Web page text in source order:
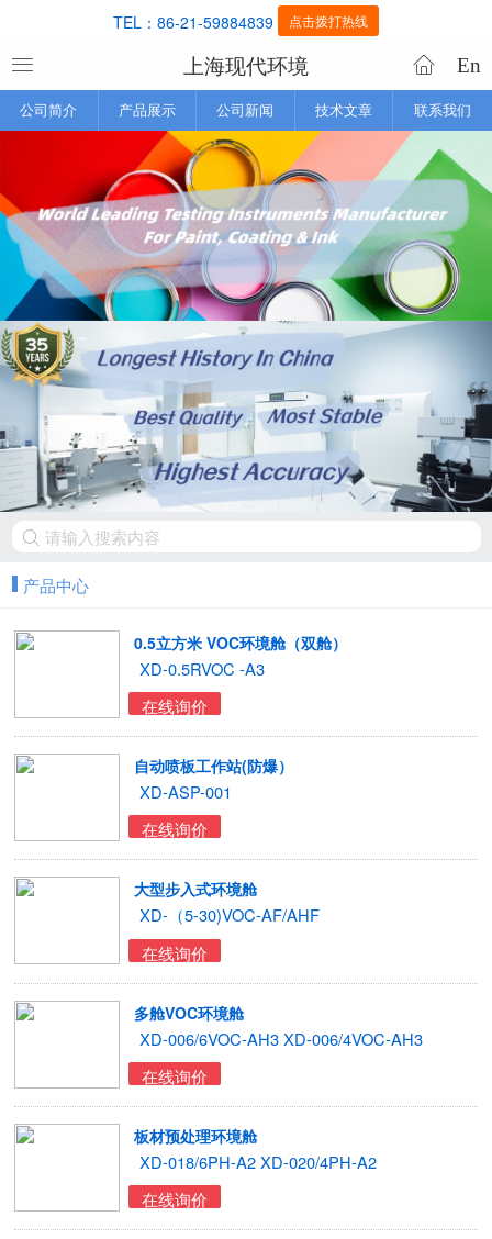
TEL：86-21-59884839 点击拨打热线
上海现代环境 En
公司简介 产品展示 公司新闻 技术文章 联系我们
产品中心
0.5立方米 VOC环境舱（双舱）
XD-0.5RVOC -A3
在线询价
自动喷板工作站(防爆）
XD-ASP-001
在线询价
大型步入式环境舱
XD-（5-30)VOC-AF/AHF
在线询价
多舱VOC环境舱
XD-006/6VOC-AH3 XD-006/4VOC-AH3
在线询价
板材预处理环境舱
XD-018/6PH-A2 XD-020/4PH-A2
在线询价